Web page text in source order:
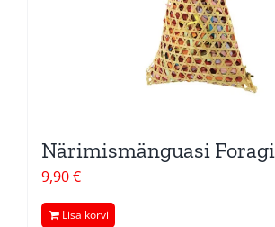
Närimismänguasi
9,90€
Lisa korvi